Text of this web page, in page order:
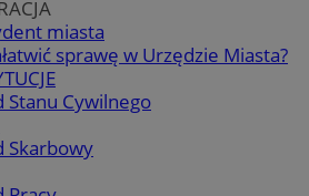
miasta
sprawę w Urzędzie Miasta?
Stanu Cywilnego
Skarbowy